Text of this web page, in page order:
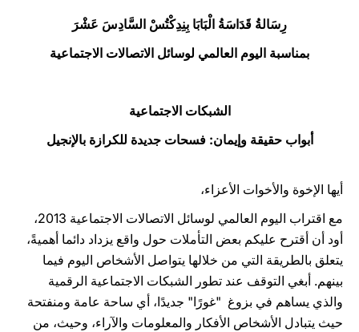
العربيّة
中文
رِسَالةُ قَدَاسَةُ الْبَابَا بِنِدِكْتُسْ السَّادِسَ عَشْرَ
بمناسبة اليوم العالمي لوسائل الاتصالات الاجتماعية
الشبكات الاجتماعية
أبواب حقيقة وإيمان: فسحات جديدة للكرازة بالإنجيل
أيها الإخوة والأخوات الأعزاء،
مع اقتراب اليوم العالمي لوسائل الاتصالات الاجتماعية 2013،
أود أن أقترح عليكم بعض التأملات حول واقع يزداد دائما أهميةً،
يتعلق بالطريقة التي من خلالها يتواصل الأشخاص اليوم فيما
بينهم. أبغي التوقف عند تطور الشبكات الاجتماعية الرقمية
والذي يساهم في بزوغ "غورًا" جديدًا، أي ساحة عامة ومنفتحة
حيث يتبادل الأشخاص الأفكار والمعلومات والآراء، وحيث، من